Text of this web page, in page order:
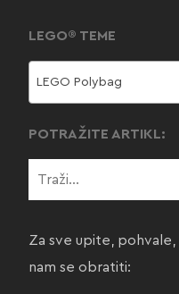
LEGO® TEME
LEGO Polybag
POTRAŽITE ARTIKL:
Za sve upite,
nam se obratiti: